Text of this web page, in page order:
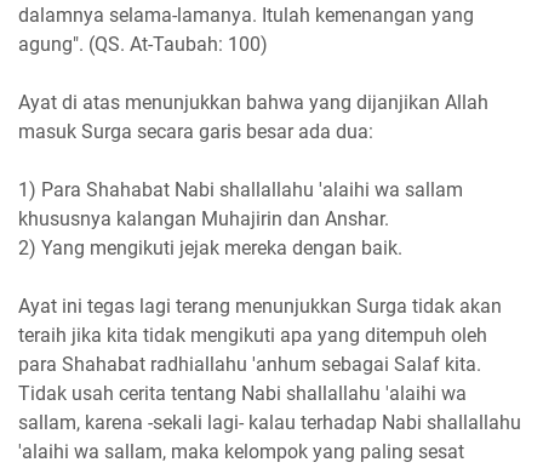
dalamnya selama-lamanya. Itulah kemenangan yang
agung". (QS. At-Taubah: 100)
Ayat di atas menunjukkan bahwa yang dijanjikan Allah
masuk Surga secara garis besar ada dua:
1) Para Shahabat Nabi shallallahu 'alaihi wa sallam
khususnya kalangan Muhajirin dan Anshar.
2) Yang mengikuti jejak mereka dengan baik.
Ayat ini tegas lagi terang menunjukkan Surga tidak akan
teraih jika kita tidak mengikuti apa yang ditempuh oleh
para Shahabat radhiallahu 'anhum sebagai Salaf kita.
Tidak usah cerita tentang Nabi shallallahu 'alaihi wa
sallam, karena -sekali lagi- kalau terhadap Nabi shallallahu
'alaihi wa sallam, maka kelompok yang paling sesat